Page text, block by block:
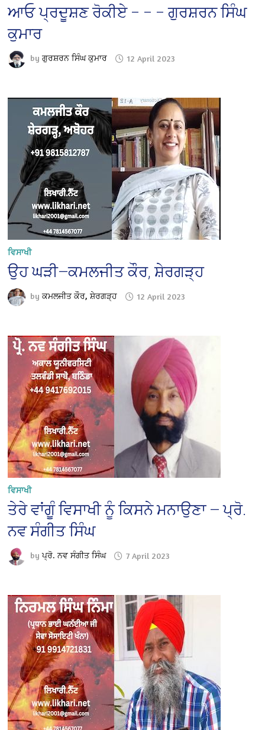
ਆਓ ਪ੍ਰਦੂਸ਼ਣ ਰੋਕੀਏ – – – ਗੁਰਸ਼ਰਨ ਸਿੰਘ
ਕੁਮਾਰ
byਗੁਰਸ਼ਰਨ ਸਿੰਘ ਕੁਮਾਰ 12 April 2023
ਵਿਸਾਖੀ
ਉਹ ਘੜੀ—ਕਮਲਜੀਤ ਕੌਰ, ਸ਼ੇਰਗੜ੍ਹ
byਕਮਲਜੀਤ ਕੌਰ, ਸ਼ੇਰਗੜ੍ਹ 12 April 2023
ਵਿਸਾਖੀ
ਤੇਰੇ ਵਾਂਗੂੰ ਵਿਸਾਖੀ ਨੂੰ ਕਿਸਨੇ ਮਨਾਉਣਾ — ਪ੍ਰੋ.
ਨਵ ਸੰਗੀਤ ਸਿੰਘ
byਪ੍ਰੋ. ਨਵ ਸੰਗੀਤ ਸਿੰਘ 7 April 2023